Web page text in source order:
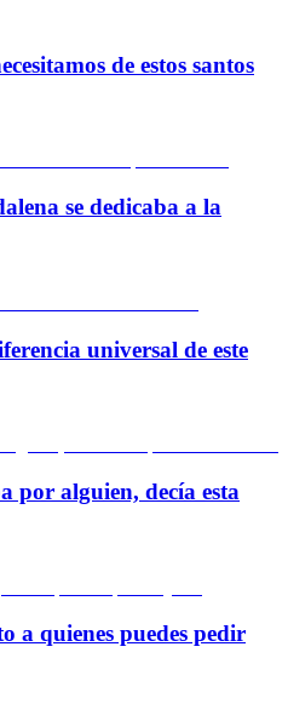
de estos santos
se dedicaba a la
universal de este
por alguien, decía esta
a quienes puedes pedir